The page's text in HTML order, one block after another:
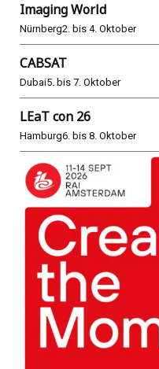
Imaging World
Nürnberg2. bis 4. Oktober
CABSAT
Dubai5. bis 7. Oktober
LEaT con 26
Hamburg6. bis 8. Oktober